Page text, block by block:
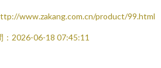
www.zakang.com.cn/product/99.html
：2026-06-18 07:45:11